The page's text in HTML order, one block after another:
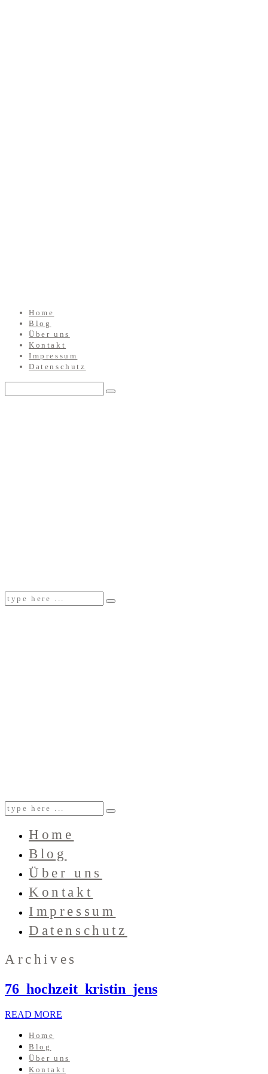
Home
Blog
Über uns
Kontakt
Impressum
Datenschutz
Home
Blog
Über uns
Kontakt
Impressum
Datenschutz
Archives
76_hochzeit_kristin_jens
READ MORE
Home
Blog
Über uns
Kontakt